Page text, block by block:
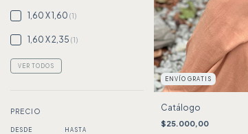
1,60 X 1,60 (1)
1,60 X 2,35 (1)
VER TODOS
PRECIO
DESDE HASTA
ENVÍO GRATIS
Catálogo
$25.000,00